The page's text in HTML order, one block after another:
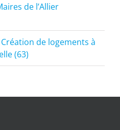
de l’Allier
Création de logements à
(63)